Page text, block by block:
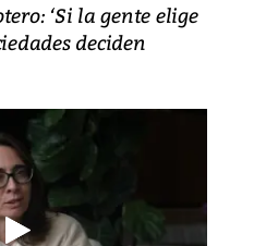
‘Si la gente elige
deciden